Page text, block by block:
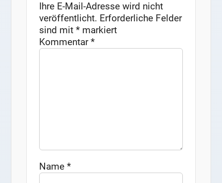
Ihre E-Mail-Adresse wird nicht
veröffentlicht. Erforderliche Felder
sind mit* markiert
Kommentar*
Name*